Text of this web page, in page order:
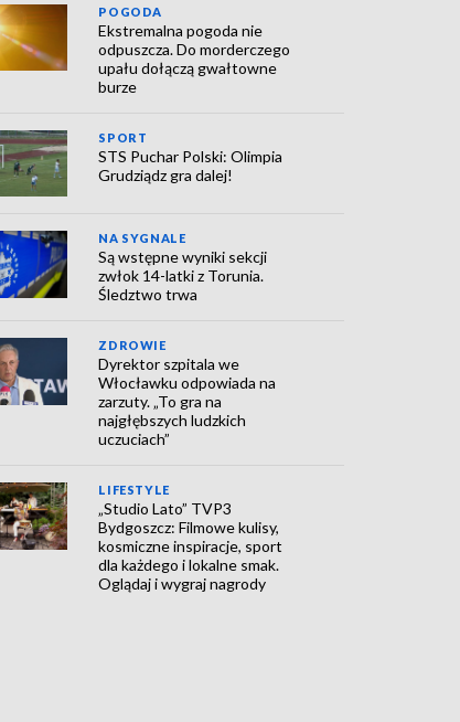
POGODA
Ekstremalna pogoda nie
odpuszcza. Do morderczego
upału dołączą gwałtowne
burze
SPORT
STS Puchar Polski: Olimpia
Grudziądz gra dalej!
NA SYGNALE
Są wstępne wyniki sekcji
zwłok 14-latki z Torunia.
Śledztwo trwa
ZDROWIE
Dyrektor szpitala we
Włocławku odpowiada na
zarzuty. „To gra na
najgłębszych ludzkich
uczuciach”
LIFESTYLE
„Studio Lato” TVP3
Bydgoszcz: Filmowe kulisy,
kosmiczne inspiracje, sport
dla każdego i lokalne smak.
Oglądaj i wygraj nagrody